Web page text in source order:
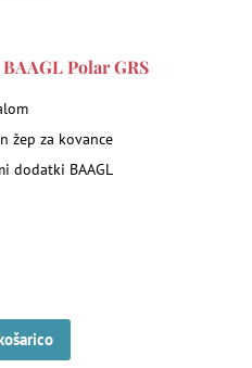
Polar GRS
žep za kovance
dodatki BAAGL